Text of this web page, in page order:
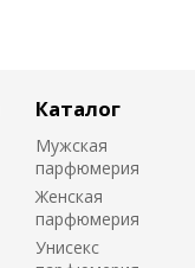
Каталог
Мужская
парфюмерия
Женская
парфюмерия
Унисекс